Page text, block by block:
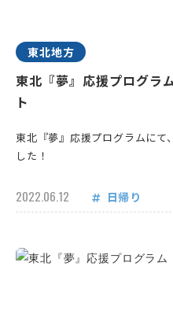
東北地方
東北『夢』応援プログ
ト
東北『夢』応援プログラムにて
した！
2022.06.12 日帰り